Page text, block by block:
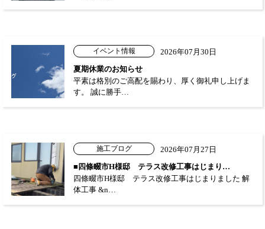
イベント情報
2026年07月30日
夏期休業のお知らせ
平素は格別のご高配を賜わり、厚く御礼申し上げま
す。 誠に勝手…
施工ブログ
2026年07月27日
■四條畷市H様邸 テラス改修工事はじまり…
四條畷市H様邸 テラス改修工事はじまりました 解
体工事 &n…